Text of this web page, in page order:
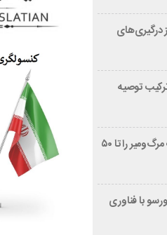
درگیری‌های
توصیه
غربالگری سرطان روده بزرگ مرگ‌ومیر را تا ۵۰
با فناوری